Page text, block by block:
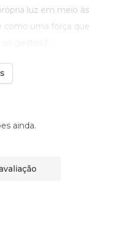
luz em meio às
como uma força que
ainda.